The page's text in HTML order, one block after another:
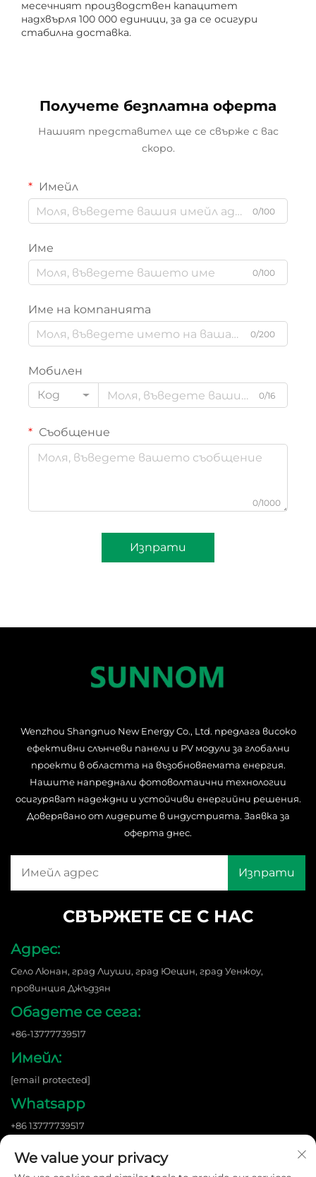
месечният производствен капацитет
надхвърля 100 000 единици, за да се осигури
стабилна доставка.
Получете безплатна оферта
Нашият представител ще се свърже с вас
скоро.
Имейл
0/100
Име
0/100
Име на компанията
0/200
Мобилен
Код
0/16
Съобщение
0/1000
Изпрати
Wenzhou Shangnuo New Energy Co., Ltd. предлага високо
ефективни слънчеви панели и PV модули за глобални
проекти в областта на възобновяемата енергия.
Нашите напреднали фотоволтаични технологии
осигуряват надеждни и устойчиви енергийни решения.
Доверявано от лидерите в индустрията. Заявка за
оферта днес.
СВЪРЖЕТЕ СЕ С НАС
Адрес:
Село Люнан, град Лиуши, град Юецин, град Уенжоу,
провинция Джъдзян
Обадете се сега:
+86-13777739517
Имейл:
[email protected]
Whatsapp
+86 13777739517
We value your privacy